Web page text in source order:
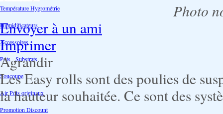
Température Hygrométrie
Humidificateurs
Accessoires
Pots - Substrats
Soucoupe
Air Pots originaux
Promotion Discount
Photo
Envoyer à un ami
Imprimer
Agrandir
Les Easy rolls sont des poulies de
la hauteur souhaitée. Ce sont des